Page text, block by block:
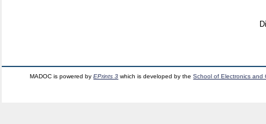
MADOC is powered byEPrints 3 which is developed by theSchool of Electronics and